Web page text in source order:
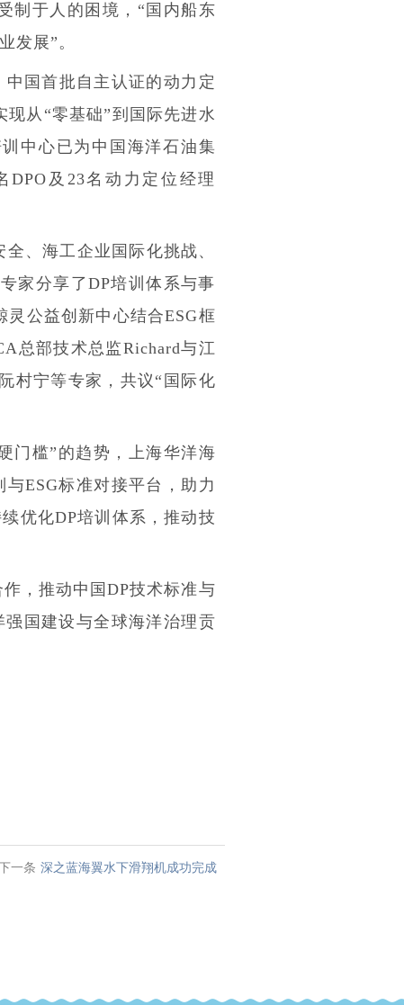
制于人的困境，“国内船东
发展”。
国首批自主认证的动力定
从“零基础”到国际先进水
中心已为中国海洋石油集
DPO及23名动力定位经理
、海工企业国际化挑战、
家分享了DP培训体系与事
公益创新中心结合ESG框
总部技术总监Richard与江
村宁等专家，共议“国际化
门槛”的趋势，上海华洋海
ESG标准对接平台，助力
优化DP培训体系，推动技
，推动中国DP技术标准与
强国建设与全球海洋治理贡
一条 深之蓝海翼水下滑翔机成功完成